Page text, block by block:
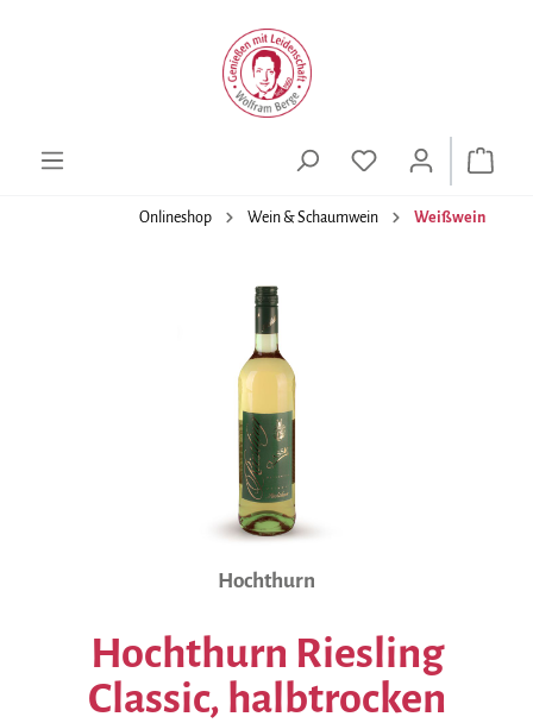
Onlineshop Wein & Schaumwein Weißwein
Hochthurn
Hochthurn Riesling
Classic, halbtrocken